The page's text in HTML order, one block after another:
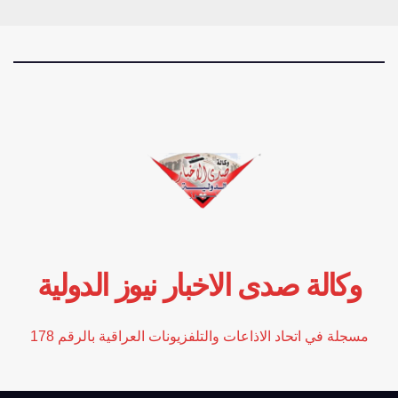
وكالة صدى الاخبار نيوز الدولية
مسجلة في اتحاد الاذاعات والتلفزيونات العراقية بالرقم 178